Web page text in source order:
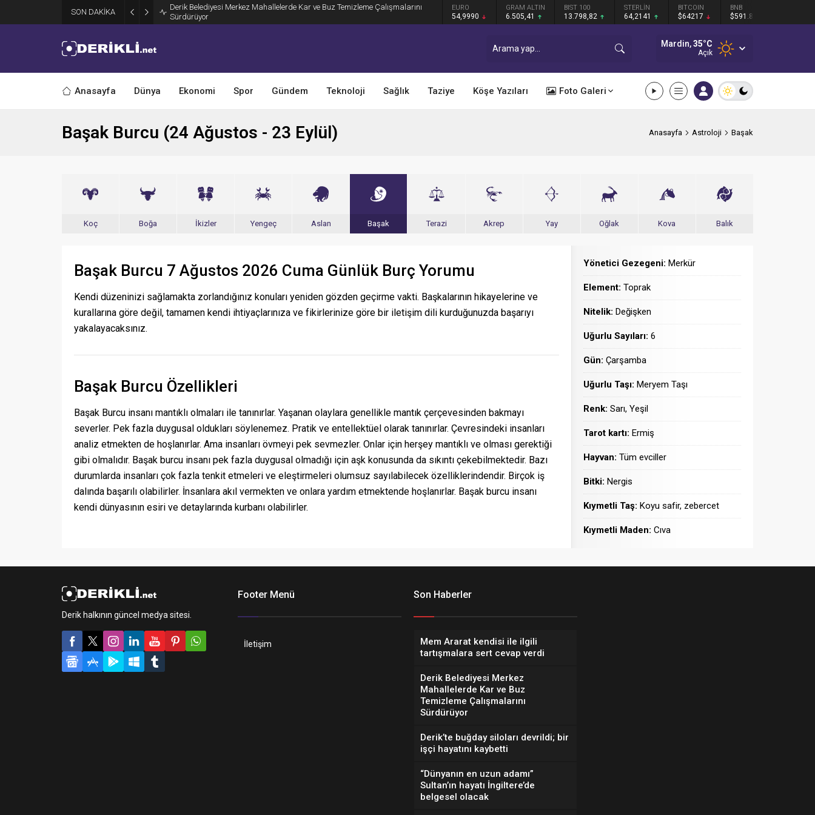
SON DAKİKA
Derik Belediyesi Merkez Mahallelerde Kar ve Buz Temizleme Çalışmalarını
Sürdürüyor
DOLAR EURO
54,9990
GRAM ALTIN
6.505,41
BIST 100
13.798,82
STERLİN
64,2141
BITCOIN
$64217
BNB
$591.88
Mardin,35°C
Açık
Anasayfa Dünya Ekonomi Spor Gündem Teknoloji Sağlık Taziye Köşe Yazıları Foto Galeri
Başak Burcu (24 Ağustos - 23 Eylül) Anasayfa Astroloji Başak
Koç Boğa İkizler Yengeç Aslan Başak Terazi Akrep Yay Oğlak Kova Balık
Başak Burcu 7 Ağustos 2026 Cuma Günlük Burç Yorumu
Kendi düzeninizi sağlamakta zorlandığınız konuları yeniden gözden geçirme vakti. Başkalarının hikayelerine ve
kurallarına göre değil, tamamen kendi ihtiyaçlarınıza ve fikirlerinize göre bir iletişim dili kurduğunuzda başarıyı
yakalayacaksınız.
Başak Burcu Özellikleri
Başak Burcu insanı mantıklı olmaları ile tanınırlar. Yaşanan olaylara genellikle mantık çerçevesinden bakmayı
severler. Pek fazla duygusal oldukları söylenemez. Pratik ve entellektüel olarak tanınırlar. Çevresindeki insanları
analiz etmekten de hoşlanırlar. Ama insanları övmeyi pek sevmezler. Onlar için herşey mantıklı ve olması gerektiği
gibi olmalıdır. Başak burcu insanı pek fazla duygusal olmadığı için aşk konusunda da sıkıntı çekebilmektedir. Bazı
durumlarda insanları çok fazla tenkit etmeleri ve eleştirmeleri olumsuz sayılabilecek özelliklerindendir. Birçok iş
dalında başarılı olabilirler. İnsanlara akıl vermekten ve onlara yardım etmektende hoşlanırlar. Başak burcu insanı
kendi dünyasının esiri ve detaylarında kurbanı olabilirler.
Yönetici Gezegeni: Merkür
Element: Toprak
Nitelik: Değişken
Uğurlu Sayıları: 6
Gün: Çarşamba
Uğurlu Taşı: Meryem Taşı
Renk: Sarı, Yeşil
Tarot kartı: Ermiş
Hayvan: Tüm evciller
Bitki: Nergis
Kıymetli Taş: Koyu safir, zebercet
Kıymetli Maden: Cıva
Derik halkının güncel medya sitesi.
Footer Menü
İletişim
Son Haberler
Mem Ararat kendisi ile ilgili
tartışmalara sert cevap verdi
Derik Belediyesi Merkez
Mahallelerde Kar ve Buz
Temizleme Çalışmalarını
Sürdürüyor
Derik’te buğday siloları devrildi; bir
işçi hayatını kaybetti
“Dünyanın en uzun adamı”
Sultan’ın hayatı İngiltere’de
belgesel olacak